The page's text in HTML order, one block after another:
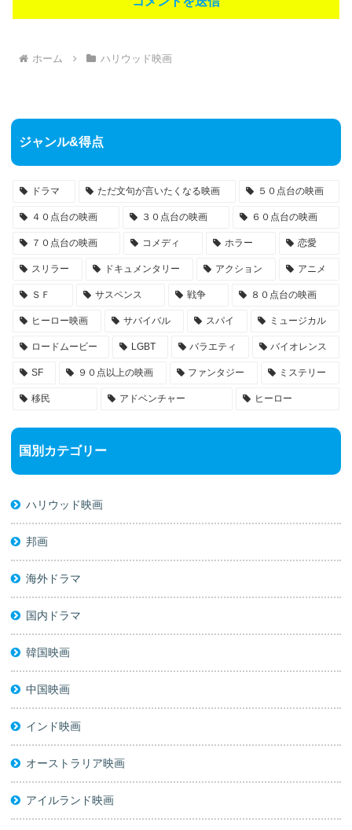
ホーム ハリウッド映画
ジャンル&得点
ドラマ ただ文句が言いたくなる映画 ５０点台の映画
４０点台の映画 ３０点台の映画 ６０点台の映画
７０点台の映画 コメディ ホラー 恋愛
スリラー ドキュメンタリー アクション アニメ
ＳＦ サスペンス 戦争 ８０点台の映画
ヒーロー映画 サバイバル スパイ ミュージカル
ロードムービー LGBT バラエティ バイオレンス
SF ９０点以上の映画 ファンタジー ミステリー
移民 アドベンチャー ヒーロー
国別カテゴリー
ハリウッド映画
邦画
海外ドラマ
国内ドラマ
韓国映画
中国映画
インド映画
オーストラリア映画
アイルランド映画